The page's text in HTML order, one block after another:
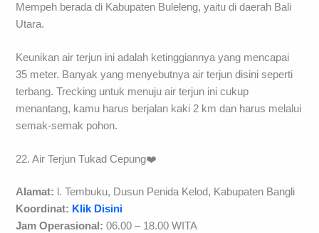
Mempeh berada di Kabupaten Buleleng, yaitu di daerah Bali
Utara.
Keunikan air terjun ini adalah ketinggiannya yang mencapai
35 meter. Banyak yang menyebutnya air terjun disini seperti
terbang. Trecking untuk menuju air terjun ini cukup
menantang, kamu harus berjalan kaki 2 km dan harus melalui
semak-semak pohon.
22. Air Terjun Tukad Cepung❤️
Alamat: l. Tembuku, Dusun Penida Kelod, Kabupaten Bangli
Koordinat: Klik Disini
Jam Operasional:06.00 – 18.00 WITA